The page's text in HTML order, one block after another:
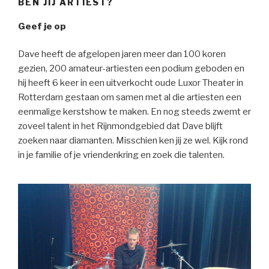
BEN JIJ ARTIEST?
Geef je op
Dave heeft de afgelopen jaren meer dan 100 koren
gezien, 200 amateur-artiesten een podium geboden en
hij heeft 6 keer in een uitverkocht oude Luxor Theater in
Rotterdam gestaan om samen met al die artiesten een
eenmalige kerstshow te maken. En nog steeds zwemt er
zoveel talent in het Rijnmondgebied dat Dave blijft
zoeken naar diamanten. Misschien ken jij ze wel. Kijk rond
in je familie of je vriendenkring en zoek die talenten.